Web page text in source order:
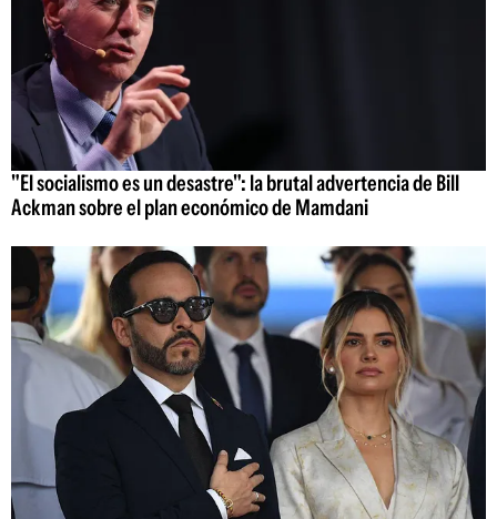
"El socialismo es un desastre": la brutal advertencia de Bill
Ackman sobre el plan económico de Mamdani